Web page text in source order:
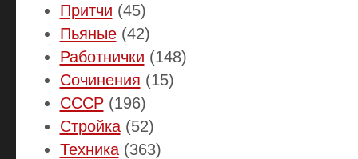
Притчи (45)
Пьяные(42)
Работнички (148)
Сочинения (15)
СССР(196)
Стройка(52)
Техника(363)